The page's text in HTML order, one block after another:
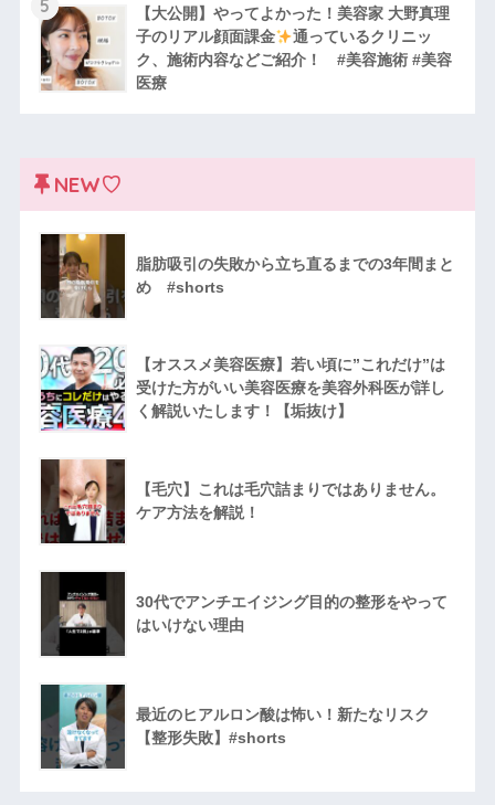
5
【大公開】やってよかった！美容家 大野真理
子のリアル顔面課金
通っているクリニッ
ク、施術内容などご紹介！ #美容施術 #美容
医療
NEW♡
脂肪吸引の失敗から立ち直るまでの3年間まと
め #shorts
【オススメ美容医療】若い頃に”これだけ”は
受けた方がいい美容医療を美容外科医が詳し
く解説いたします！【垢抜け】
【毛穴】これは毛穴詰まりではありません。
ケア方法を解説！
30代でアンチエイジング目的の整形をやって
はいけない理由
最近のヒアルロン酸は怖い！新たなリスク
【整形失敗】#shorts